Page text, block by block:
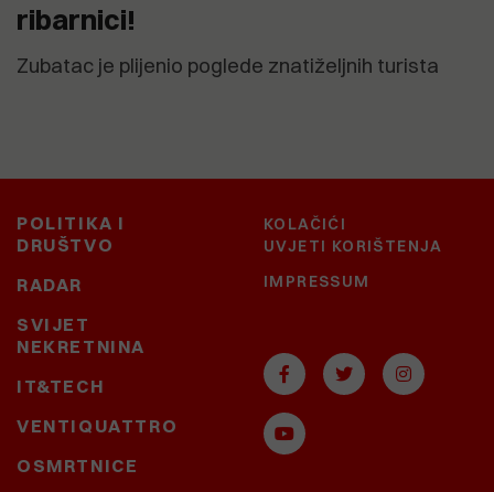
ribarnici!
Zubatac je plijenio poglede znatiželjnih turista
POLITIKA I
DRUŠTVO
RADAR
SVIJET
NEKRETNINA
IT&TECH
VENTIQUATTRO
OSMRTNICE
KOLAČIĆI
UVJETI KORIŠTENJA
IMPRESSUM